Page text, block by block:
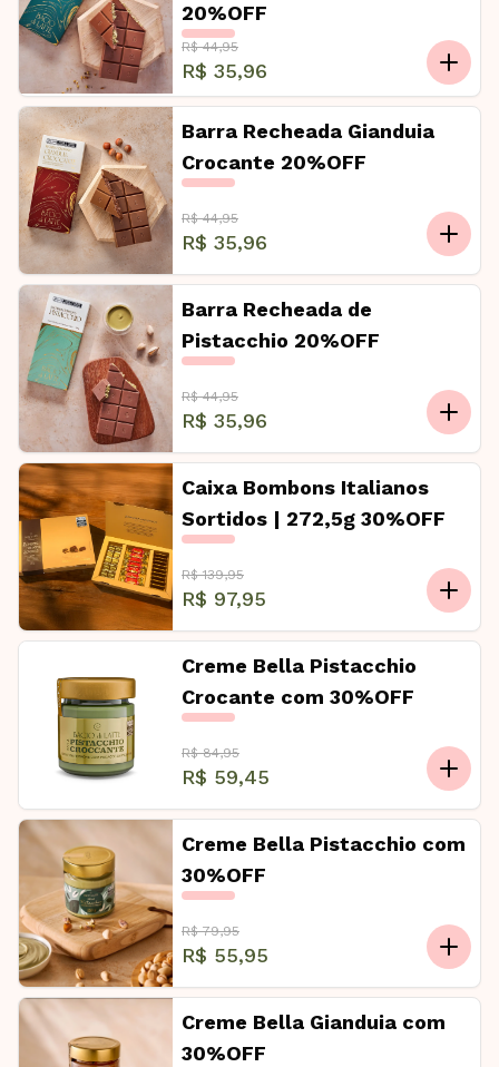
20%OFF
R$ 44,95
R$ 35,96
Barra Recheada Gianduia
Crocante 20%OFF
R$ 44,95
R$ 35,96
Barra Recheada de
Pistacchio 20%OFF
R$ 44,95
R$ 35,96
Caixa Bombons Italianos
Sortidos | 272,5g 30%OFF
R$ 139,95
R$ 97,95
Creme Bella Pistacchio
Crocante com 30%OFF
R$ 84,95
R$ 59,45
Creme Bella Pistacchio com
30%OFF
R$ 79,95
R$ 55,95
Creme Bella Gianduia com
30%OFF